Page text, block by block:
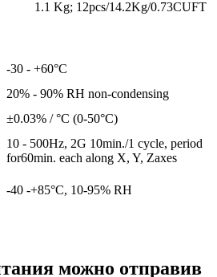
1.1 Kg; 12pcs/14.2Kg/0.73CUFT
-30 - +60°C
20% - 90% RH non-condensing
±0.03% / °C (0-50°C)
10 - 500Hz, 2G 10min./1 cycle, period
for60min. each along X, Y, Zaxes
-40 -+85°C, 10-95% RH
можно отправив